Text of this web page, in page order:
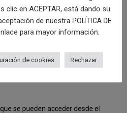
hechos a medida de esta
innovaciones que
con un filtro y la imagen
la imagen corporativa del centro
a hacer cuentas, llegamos al final
se pueden acceder desde el
clic en ACEPTAR, está dando su
de nuestra POLÍTICA DE
para mayor información.
de cookies Rechazar